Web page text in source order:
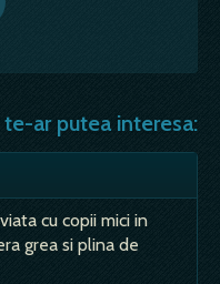
ar putea interesa:
cu copii mici in
grea si plina de